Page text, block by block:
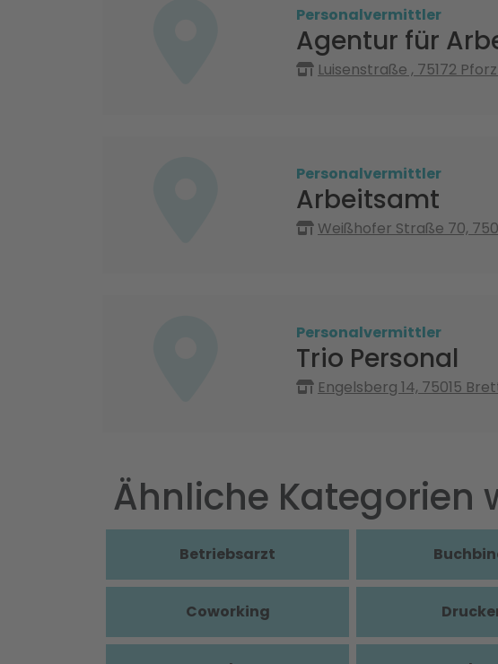
Personalvermittler
Agentur für
Luisenstraße , 75172
Personalvermittler
Arbeitsamt
Weißhofer Straße 70,
Personalvermittler
Trio Personal
Engelsberg 14, 75015
Ähnliche Kategorien
Betriebsarzt
Coworking